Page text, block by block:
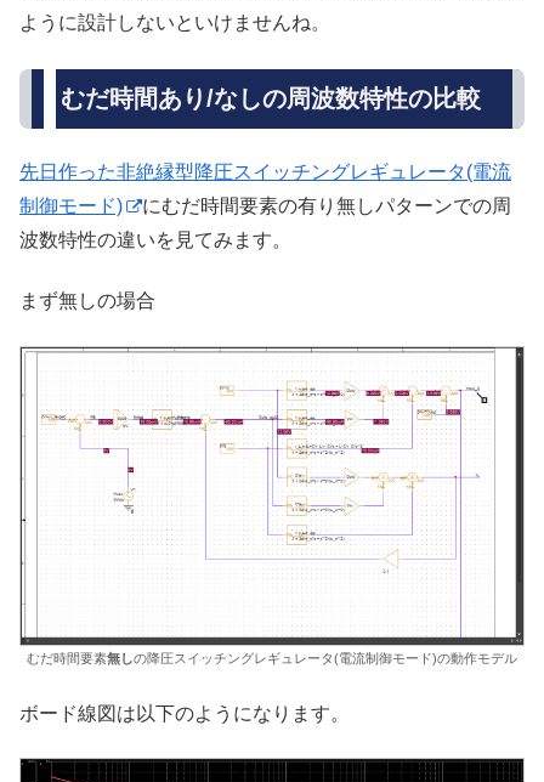
ように設計しないといけませんね。
むだ時間あり/なしの周波数特性の比較
先日作った非絶縁型降圧スイッチングレギュレータ(電流
制御モード)
にむだ時間要素の有り無しパターンでの周
波数特性の違いを見てみます。
まず無しの場合
むだ時間要素無しの降圧スイッチングレギュレータ(電流制御モード)の動作モデル
ボード線図は以下のようになります。